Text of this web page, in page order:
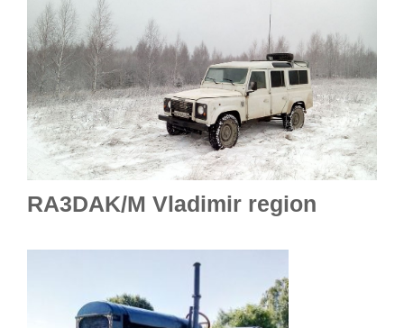
RA3DAK/M Vladimir region